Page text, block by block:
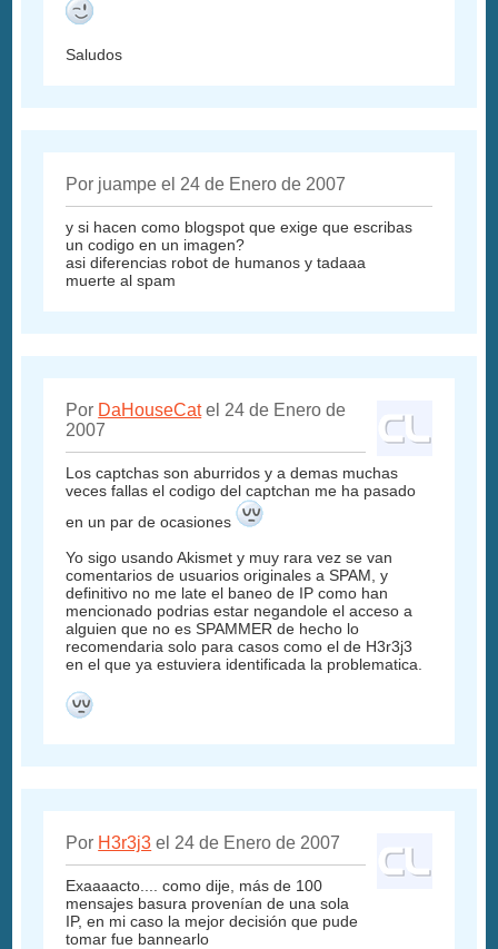
Saludos
Por juampe el 24 de Enero de 2007
y si hacen como blogspot que exige que escribas
un codigo en un imagen?
asi diferencias robot de humanos y tadaaa
muerte al spam
Por DaHouseCatel 24 de Enero de
2007
Los captchas son aburridos y a demas muchas
veces fallas el codigo del captchan me ha pasado
en un par de ocasiones
Yo sigo usando Akismet y muy rara vez se van
comentarios de usuarios originales a SPAM, y
definitivo no me late el baneo de IP como han
mencionado podrias estar negandole el acceso a
alguien que no es SPAMMER de hecho lo
recomendaria solo para casos como el de H3r3j3
en el que ya estuviera identificada la problematica.
Por H3r3j3 el 24 de Enero de 2007
Exaaaacto.... como dije, más de 100
mensajes basura provenían de una sola
IP, en mi caso la mejor decisión que pude
tomar fue bannearlo